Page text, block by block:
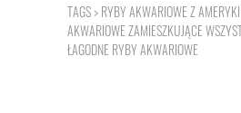
TAGS >RYBY AKWARIOWE Z
AKWARIOWE ZAMIESZKUJĄCE
ŁAGODNE RYBY AKWARIOWE